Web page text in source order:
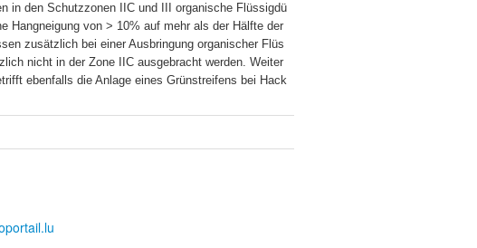
in den Schutzzonen IIC und III organische Flüssigdü
Hangneigung von > 10% auf mehr als der Hälfte der
zusätzlich bei einer Ausbringung organischer Flüs
nicht in der Zone IIC ausgebracht werden. Weiter
ebenfalls die Anlage eines Grünstreifens bei Hack